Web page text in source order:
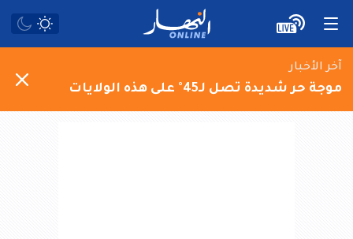
آخر الأخبار
موجة حر شديدة تصل لـ45° على هذه الولايات